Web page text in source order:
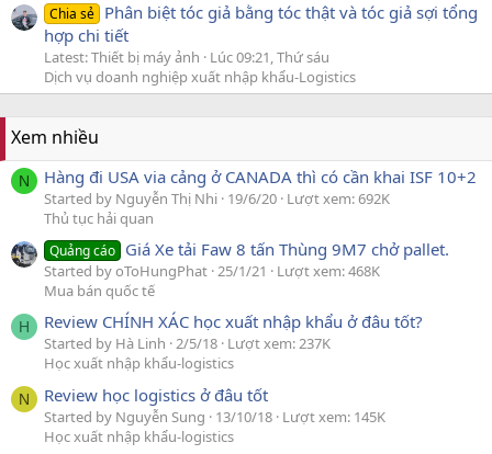
Chia sẻ Phân biệt tóc giả bằng tóc thật và tóc giả sợi tổng
hợp chi tiết
Latest: Thiết bị máy ảnh
Lúc 09:21, Thứ sáu
Dịch vụ doanh nghiệp xuất nhập khẩu-Logistics
Xem nhiều
N Hàng đi USA via cảng ở CANADA thì có cần khai ISF 10+2
Started by Nguyễn Thị Nhi 19/6/20 Lượt xem: 692K
Thủ tục hải quan
Quảng cáo Giá Xe tải Faw 8 tấn Thùng 9M7 chở pallet.
Started by oToHungPhat 25/1/21
Lượt xem: 468K
Mua bán quốc tế
H Review CHÍNH XÁC học xuất nhập khẩu ở đâu tốt?
Started by Hà Linh 2/5/18 Lượt xem: 237K
Học xuất nhập khẩu-logistics
N Review học logistics ở đâu tốt
Started by Nguyễn Sung 13/10/18 Lượt xem: 145K
Học xuất nhập khẩu-logistics